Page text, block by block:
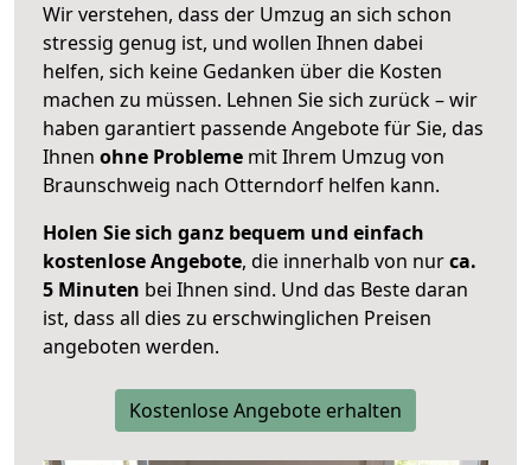
Wir verstehen, dass der Umzug an sich schon
stressig genug ist, und wollen Ihnen dabei
helfen, sich keine Gedanken über die Kosten
machen zu müssen. Lehnen Sie sich zurück – wir
haben garantiert passende Angebote für Sie, das
Ihnen ohne Probleme mit Ihrem Umzug von
Braunschweig nach Otterndorf helfen kann.
Holen Sie sich ganz bequem und einfach
kostenlose Angebote, die innerhalb von nurca.
5 Minuten bei Ihnen sind. Und das Beste daran
ist, dass all dies zu erschwinglichen Preisen
angeboten werden.
Kostenlose Angebote erhalten